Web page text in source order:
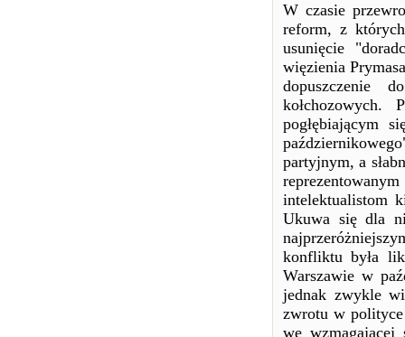
W czasie
reform, z
usunięcie
więzienia
dopuszczenie
kołchozowych.
pogłębiającym
partyjnym, a
intelektualistom
Ukuwa się dla
konfliktu była
Warszawie w
jednak zwykle
zwrotu w
we